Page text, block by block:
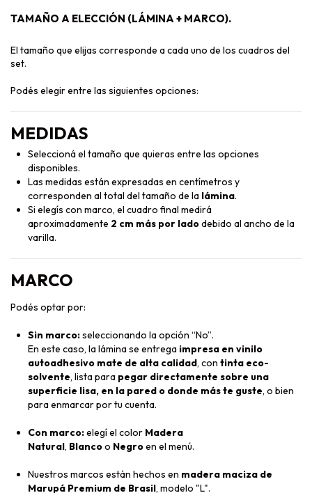
TAMAÑO A ELECCIÓN (LÁMINA + MARCO).
El tamaño que elijas corresponde a cada uno de los cuadros del
set.
Podés elegir entre las siguientes opciones:
MEDIDAS
Seleccioná el tamaño que quieras entre las opciones
disponibles.
Las medidas están expresadas en centímetros y
corresponden al total del tamaño de la lámina.
Si elegís con marco, el cuadro final medirá
aproximadamente 2 cm más por ladodebido al ancho de la
varilla.
MARCO
Podés optar por:
Sin marco:seleccionando la opción “No”.
En este caso, la lámina se entrega impresa en vinilo
autoadhesivo mate de alta calidad, con tinta eco-
solvente, lista para pegar directamente sobre una
superficie lisa, en la pared o donde más te guste, o bien
para enmarcar por tu cuenta.
Con marco:elegí el color Madera
Natural, Blancoo Negroen el menú.
Nuestros marcos están hechos en madera maciza de
Marupá Premium de Brasil, modelo "L".